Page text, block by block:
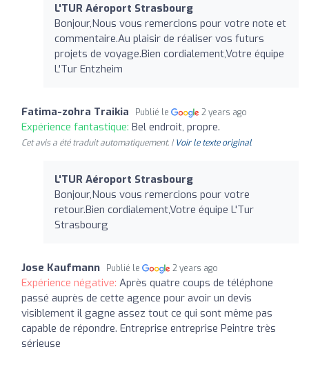
L'TUR Aéroport Strasbourg
Bonjour,Nous vous remercions pour votre note et
commentaire.Au plaisir de réaliser vos futurs
projets de voyage.Bien cordialement,Votre équipe
L'Tur Entzheim
Fatima-zohra Traikia Publié le 2 years ago
Expérience fantastique: Bel endroit, propre.
Cet avis a été traduit automatiquement. | Voir le texte original
L'TUR Aéroport Strasbourg
Bonjour,Nous vous remercions pour votre
retour.Bien cordialement,Votre équipe L'Tur
Strasbourg
Jose Kaufmann Publié le 2 years ago
Expérience négative: Après quatre coups de téléphone
passé auprès de cette agence pour avoir un devis
visiblement il gagne assez tout ce qui sont même pas
capable de répondre. Entreprise entreprise Peintre très
sérieuse